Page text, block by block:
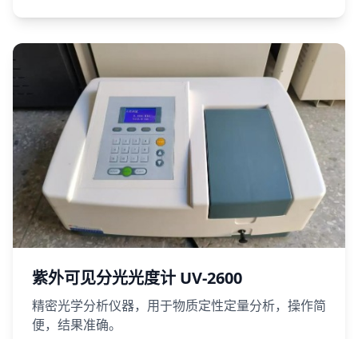
紫外可见分光光度计 UV-2600
精密光学分析仪器，用于物质定性定量分析，操作简
便，结果准确。